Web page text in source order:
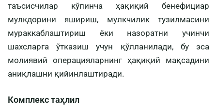
таъсисчилар кўпинча ҳақиқий бенефициар
мулкдорини яшириш, мулкчилик тузилмасини
мураккаблаштириш ёки назоратни учинчи
шахсларга ўтказиш учун қўлланилади, бу эса
молиявий операцияларнинг ҳақиқий мақсадини
аниқлашни қийинлаштиради.
Комплекс таҳлил